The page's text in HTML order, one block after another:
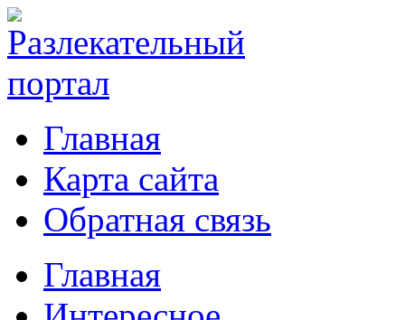
Главная
Карта сайта
Обратная связь
Главная